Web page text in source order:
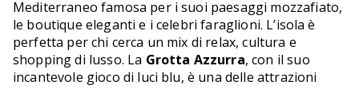
Mediterraneo famosa per i suoi paesaggi mozzafiato,
le boutique eleganti e i celebri faraglioni. L’isola è
perfetta per chi cerca un mix di relax, cultura e
shopping di lusso. La Grotta Azzurra, con il suo
incantevole gioco di luci blu, è una delle attrazioni